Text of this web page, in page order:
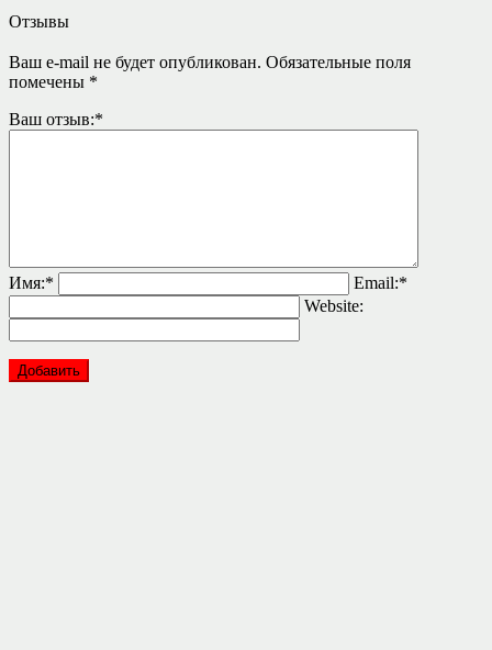
Отзывы
Ваш e-mail не будет опубликован. Обязательные поля
помечены *
Ваш отзыв:*
Имя:* Email:*
Website: